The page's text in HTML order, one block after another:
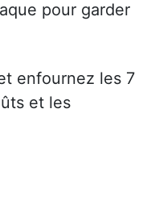
pour garder
enfournez les 7
et les